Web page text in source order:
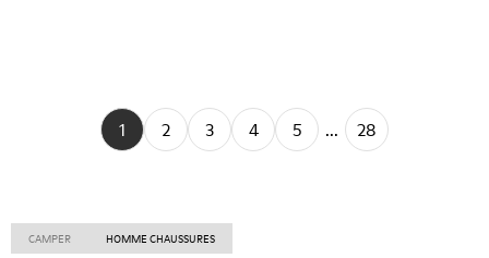
1 2 3 4 5 ... 28
CAMPER HOMME CHAUSSURES